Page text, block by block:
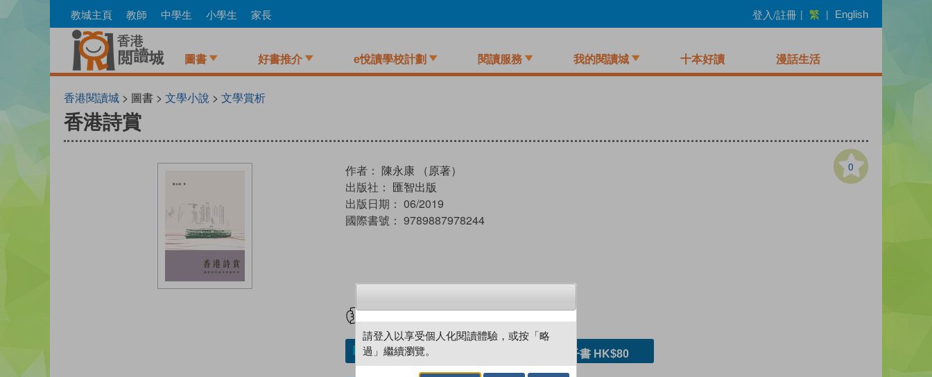
to
教城主頁 教師 中學生 小學生 家長 登入/註冊 | 繁 | English
圖書 好書推介 e悅讀學校計劃 閱讀服務 我的閱讀城 十本好讀 漫話生活
香港閱讀城 > 圖書 > 文學小說 > 文學賞析
香港詩賞
0
作者： 陳永康 （原著）
出版社： 匯智出版
出版日期： 06/2019
國際書號： 9789887978244
加入／閱讀電子書 購買電子書 HK$80
請登入以享受個人化閱讀體驗，或按「略
過」繼續瀏覽。